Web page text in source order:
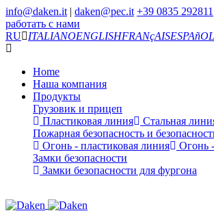
info@daken.it | daken@pec.it +39 0835 292811
работать с нами
RU
ITALIANOENGLISHFRANçAISESPAñOL
Home
Наша компания
Продукты
Грузовик и прицеп
Пластиковая линия
Стальная
Пожарная безопасность и
Огонь - пластиковая линия
Огонь
Замки безопасности
Замки безопасности для фургона